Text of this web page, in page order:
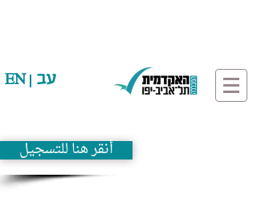
أنقر هنا للتسجيل
EN עב